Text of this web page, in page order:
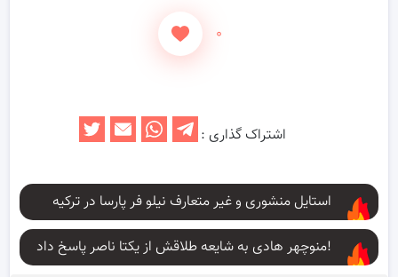
۰
اشتراک گذاری :
استایل منشوری و غیر متعارف نیلو فر پارسا در ترکیه
منوچهر هادی به شایعه طلاقش از یکتا ناصر پاسخ داد!